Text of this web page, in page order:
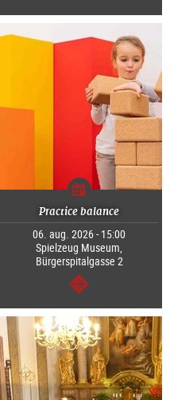
Tovább
Practice balance
06. aug. 2026 - 15:00
Spielzeug Museum,
Bürgerspitalgasse 2
Tovább